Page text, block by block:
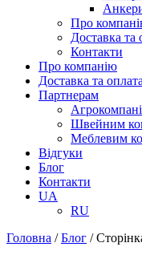
Про
Доставка та
Контакти
Про компанію
Доставка та оплата
Партнерам
Швейним
Меблевим
Відгуки
Блог
Контакти
UA
RU
Головна /Блог /